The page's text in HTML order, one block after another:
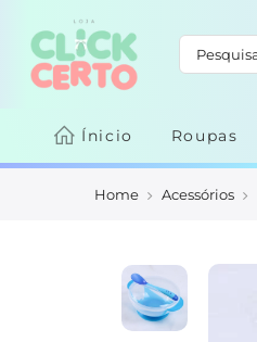
Ínicio Roupas
Home Acessórios